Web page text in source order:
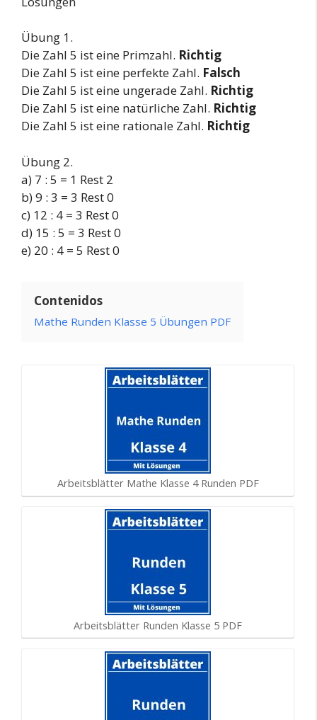
Übung 1.
Die Zahl 5 ist eine Primzahl. Richtig
Die Zahl 5 ist eine perfekte Zahl. Falsch
Die Zahl 5 ist eine ungerade Zahl. Richtig
Die Zahl 5 ist eine natürliche Zahl. Richtig
Die Zahl 5 ist eine rationale Zahl. Richtig
Übung 2.
a) 7 : 5 = 1 Rest 2
b) 9 : 3 = 3 Rest 0
c) 12 : 4 = 3 Rest 0
d) 15 : 5 = 3 Rest 0
e) 20 : 4 = 5 Rest 0
Contenidos
Mathe Runden Klasse 5 Übungen PDF
Arbeitsblätter Mathe Klasse 4 Runden PDF
Arbeitsblätter Runden Klasse 5 PDF